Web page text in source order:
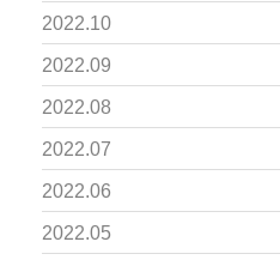
2022.10
2022.09
2022.08
2022.07
2022.06
2022.05